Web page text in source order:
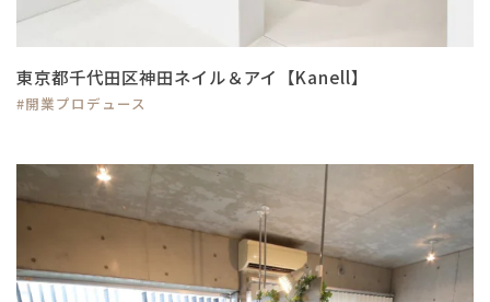
東京都千代田区神田ネイル＆アイ【Kanell】
#開業プロデュース